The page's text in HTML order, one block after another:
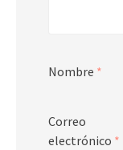
Nombre *
Correo
electrónico *